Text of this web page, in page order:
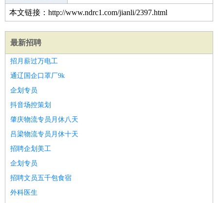
本文链接：http://www.ndrc1.com/jianli/2397.html
最新招聘
招月薪过万电工
通辽国企口罩厂9k
企划专员
抖音场控策划
肇庆物流专员月休八天
吕梁物流专员月休十天
招聘企划美工
企划专员
招聘文员五千包食宿
外科医生